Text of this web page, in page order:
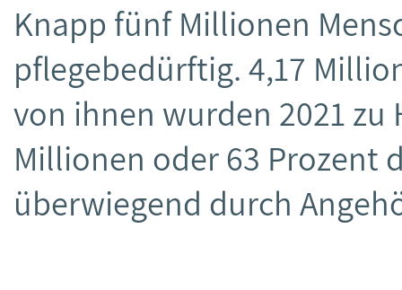
Knapp fünf Millionen
pflegebedürftig. 4,17
von ihnen wurden 2021 zu
Millionen oder 63 Prozent
überwiegend durch